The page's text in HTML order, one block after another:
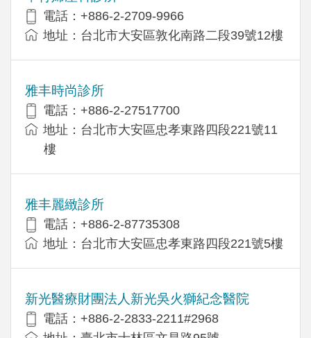
電話：+886-2-2709-9966
地址：台北市大安區敦化南路二段39號12樓
雅丰時尚診所
電話：+886-2-27517700
地址：台北市大安區忠孝東路四段221號11
樓
雅丰麗緻診所
電話：+886-2-87735308
地址：台北市大安區忠孝東路四段221號5樓
新光醫療財團法人新光吳火獅紀念醫院
電話：+886-2-2833-2211#2968